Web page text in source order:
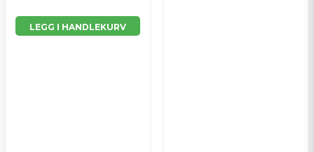
LEGG I HANDLEKURV